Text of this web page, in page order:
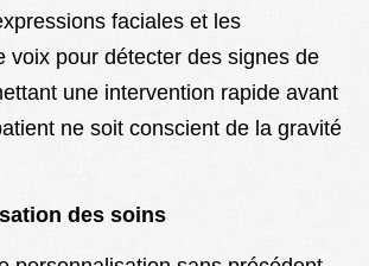
faciales et les
voix pour détecter des signes de
une intervention rapide avant
ne soit conscient de la gravité
des soins